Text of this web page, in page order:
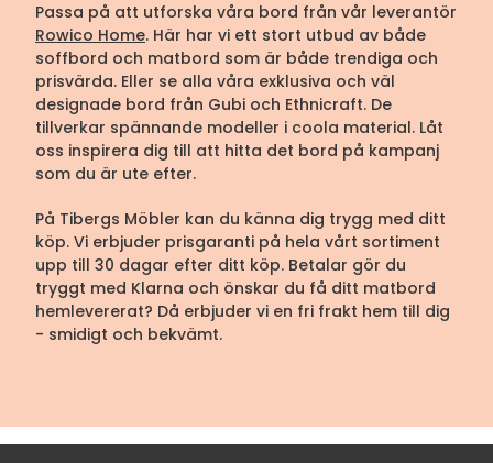
Passa på att utforska våra bord från vår leverantör
Rowico Home. Här har vi ett stort utbud av både
soffbord och matbord som är både trendiga och
prisvärda. Eller se alla våra exklusiva och väl
designade bord från Gubi och Ethnicraft. De
tillverkar spännande modeller i coola material. Låt
oss inspirera dig till att hitta det bord på kampanj
som du är ute efter.
På Tibergs Möbler kan du känna dig trygg med ditt
köp. Vi erbjuder prisgaranti på hela vårt sortiment
upp till 30 dagar efter ditt köp. Betalar gör du
tryggt med Klarna och önskar du få ditt matbord
hemlevererat? Då erbjuder vi en fri frakt hem till dig
- smidigt och bekvämt.